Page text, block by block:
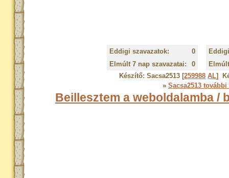
Eddigi szavazatok: 0
Elmúlt 7 nap szavazatai:
0
Készítő: Sacsa2513 [259988 AL]
» Sacsa2513
Beillesztem a weboldalamba /